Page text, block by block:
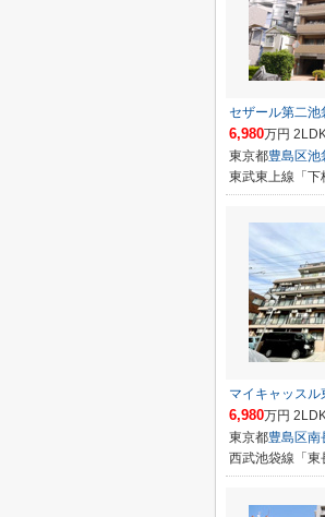
セザール第二池
6,980万円
東京都豊島区池
東武東上線「下
マイキャッスル
6,980万円
東京都豊島区南
西武池袋線「東